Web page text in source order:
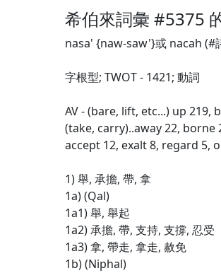
希伯來詞彙 #5375
nasa' {naw-saw'}或 nacah
字根型; TWOT - 1421; 動詞
AV - (bare, lift, etc...) up 219,
(take, carry)..away 22,
accept 12, exalt 8, regard 5,
1) 舉, 承擔, 帶, 拿
1a) (Qal)
1a1) 舉, 舉起
1a2) 承擔, 帶, 支持, 支撐, 忍受
1a3) 拿, 帶走, 拿走, 赦免
1b) (Niphal)